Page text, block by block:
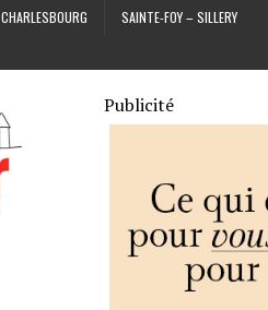
CHARLESBOURG
SAINTE-FOY – SILLERY
Publicité